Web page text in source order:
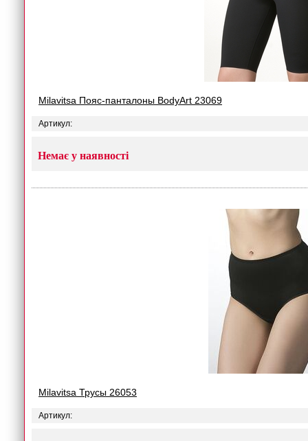
Milavitsa Пояс-панталоны BodyArt 23069
Артикул:
Немає у наявності
Milavitsa Трусы 26053
Артикул: